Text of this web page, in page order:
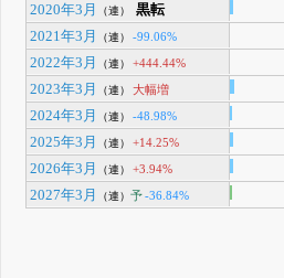
2020年3月
（連） 黒転
2021年3月
（連） -99.06%
2022年3月
（連） +444.44%
2023年3月
（連） 大幅増
2024年3月
（連） -48.98%
2025年3月
（連） +14.25%
2026年3月
（連） +3.94%
2027年3月
（連）予-36.84%